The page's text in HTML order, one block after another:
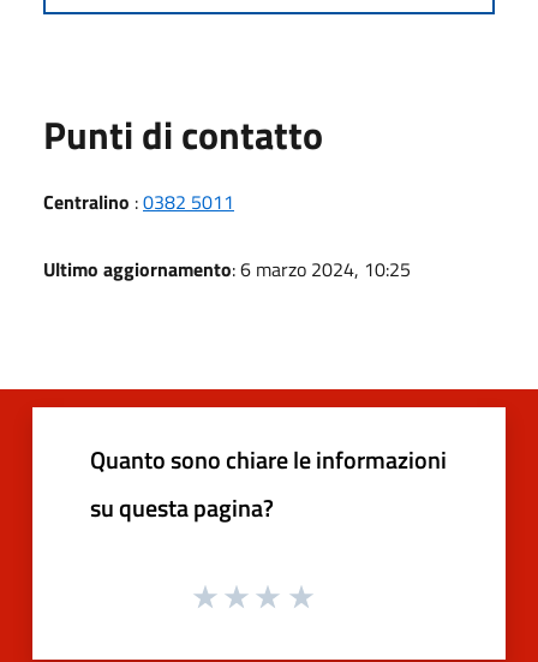
Punti di contatto
Centralino :0382 5011
Ultimo aggiornamento: 6 marzo 2024, 10:25
Quanto sono chiare le informazioni
su questa pagina?